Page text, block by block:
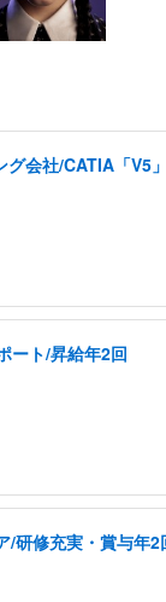
グ会社/CATIA「V5
ート/昇給年2回
/研修充実・賞与年2